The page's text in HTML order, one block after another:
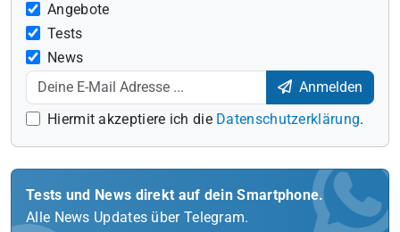
Angebote
Tests
News
Anmelden
Hiermit akzeptiere ich die Datenschutzerklärung.
Tests und News direkt auf dein Smartphone.
Alle News Updates über Telegram.